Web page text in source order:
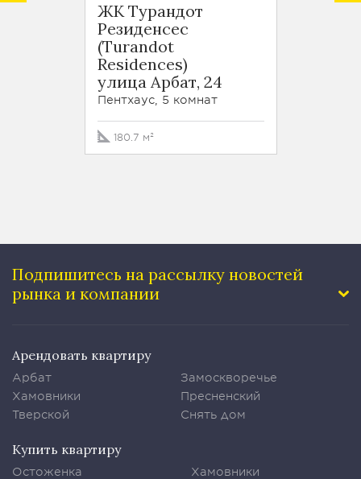
ЖК Турандот
Резиденсес
(Turandot
Residences)
улица Арбат, 24
Пентхаус, 5 комнат
180.7 м²
Подпишитесь на рассылку новостей
рынка и компании
Арендовать квартиру
Арбат
Хамовники
Тверской
Замоскворечье
Пресненский
Снять дом
Купить квартиру
Остоженка
Хамовники